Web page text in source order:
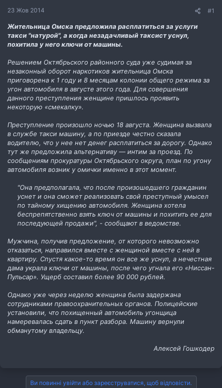
н
23 Жов 2014 #1
Жительница Омска предложила расплатиться за услуги
такси "натурой", а когда незадачливый таксист уснул,
похитила у него ключи от машины.
Решением Октябрьского районного суда уже судимая за
незаконный оборот наркотиков жительница Омска
приговорена к 1 году и 8 месяцам колонии общего режима за
угон автомобиля в августе этого года. Для совершения
данного преступления женщине пришлось проявить
некоторую «смекалку».
Преступление произошло ночью 18 августа. Женщина вызвала
в службе такси машину, а по приезде честно сказала
водителю, что у нее нет денег расплатиться за дорогу. Однако
тут же предложила альтернативу — интим за проезд. По
сообщениям прокуратуры Октябрьского округа, план по угону
автомобиля возник у омички именно в этот момент.
"Она предполагала, что после произошедшего гражданин
уснет и она сможет реализовать свой преступный умысел
по тайному хищению автомобиля. Женщина хотела
беспрепятственно взять ключ от машины и похитить ее для
последующей продажи", - сообщают в ведомстве.
Мужчина, получив предложение, от которого невозможно
отказаться, направился вместе с женщиной вместе с ней в
квартиру. Спустя какое-то время он все же уснул, а нечестная
дама украла ключи от машины, после чего угнала его «Ниссан-
Пульсар». Ущерб составил более 90 000 рублей.
Однако уже через неделю женщина была задержана
сотрудниками правоохранительных органов. Полицейские
установили, что похищенный автомобиль угонщица
намеревалась сдать в пункт разбора. Машину вернули
обманутому владельцу.
Алексей Гошкодер
Ви повинні увійти або зареєструватися, щоб відповісти.